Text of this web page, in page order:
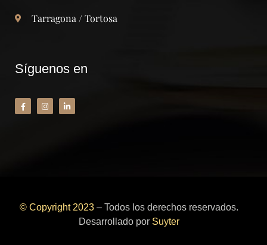
Tarragona / Tortosa
Síguenos en
© Copyright 2023 – Todos los derechos reservados.
Desarrollado por Suyter